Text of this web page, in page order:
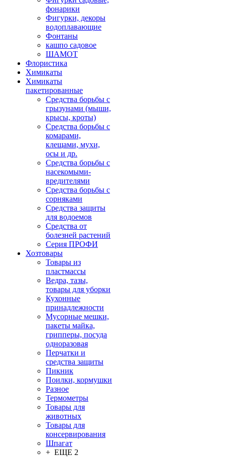
фонарики
Фигурки, декоры
водоплавающие
Фонтаны
кашпо садовое
ШАМОТ
Флористика
Химикаты
Химикаты
пакетированные
Средства борьбы с
грызунами (мыши,
крысы, кроты)
Средства борьбы с
комарами,
клещами, мухи,
осы и др.
Средства борьбы с
насекомыми-
вредителями
Средства борьбы с
сорняками
Средства защиты
для водоемов
Средства от
болезней растений
Серия ПРОФИ
Хозтовары
Товары из
пластмассы
Ведра, тазы,
товары для уборки
Кухонные
принадлежности
Мусорные мешки,
пакеты майка,
грипперы, посуда
одноразовая
Перчатки и
средства защиты
Пикник
Поилки, кормушки
Разное
Термометры
Товары для
животных
Товары для
консервирования
Шпагат
+ ЕЩЕ 2